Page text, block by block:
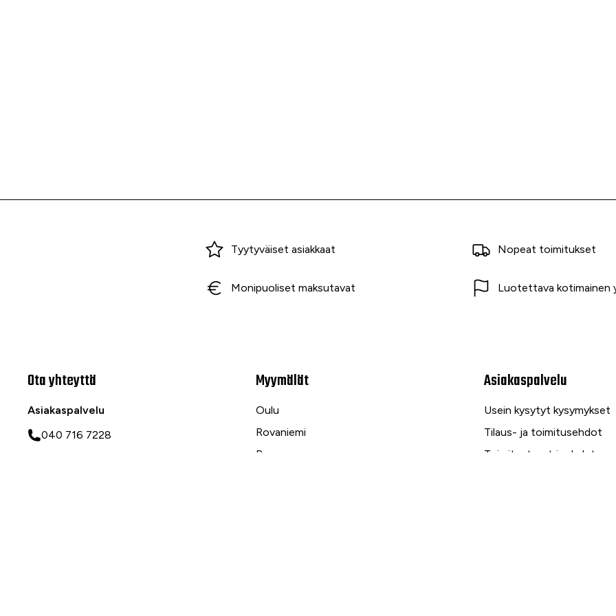
Tyytyväiset asiakkaat Nopeat toimitukset
Monipuoliset maksutavat Luotettava kotimainen
Ota yhteyttä
Asiakaspalvelu
040 716 7228
Myymälät
Oulu
Rovaniemi
Ranua
Asiakaspalvelu
Usein kysytyt kysymykset
Tilaus- ja toimitusehdot
Toimitustavat ja -kulut